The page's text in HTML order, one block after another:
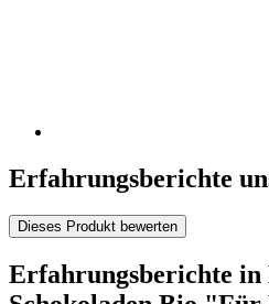
Erfahrungsberichte
Dieses Produkt bewerten
Erfahrungsberichte